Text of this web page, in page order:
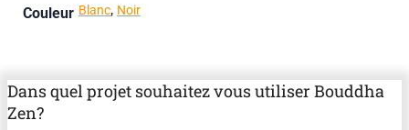
Couleur Blanc, Noir
Dans quel projet souhaitez vous utiliser Bouddha
Zen?